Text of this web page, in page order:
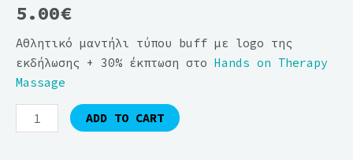
5.00€
Aθλητικό μαντήλι τύπου buff με logo της
εκδήλωσης + 30% έκπτωση στο Hands on Therapy
Massage
ADD TO CART